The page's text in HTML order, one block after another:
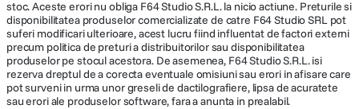
stoc. Aceste erori nu obliga F64 Studio S.R.L. la nicio actiune. Preturile si
disponibilitatea produselor comercializate de catre F64 Studio SRL pot
suferi modificari ulterioare, acest lucru fiind influentat de factori externi
precum politica de preturi a distribuitorilor sau disponibilitatea
produselor pe stocul acestora. De asemenea, F64 Studio S.R.L. isi
rezerva dreptul de a corecta eventuale omisiuni sau erori in afisare care
pot surveni in urma unor greseli de dactilografiere, lipsa de acuratete
sau erori ale produselor software, fara a anunta in prealabil.